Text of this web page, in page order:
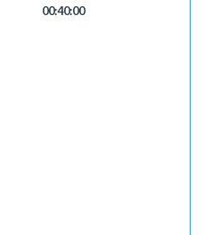
00:40:00